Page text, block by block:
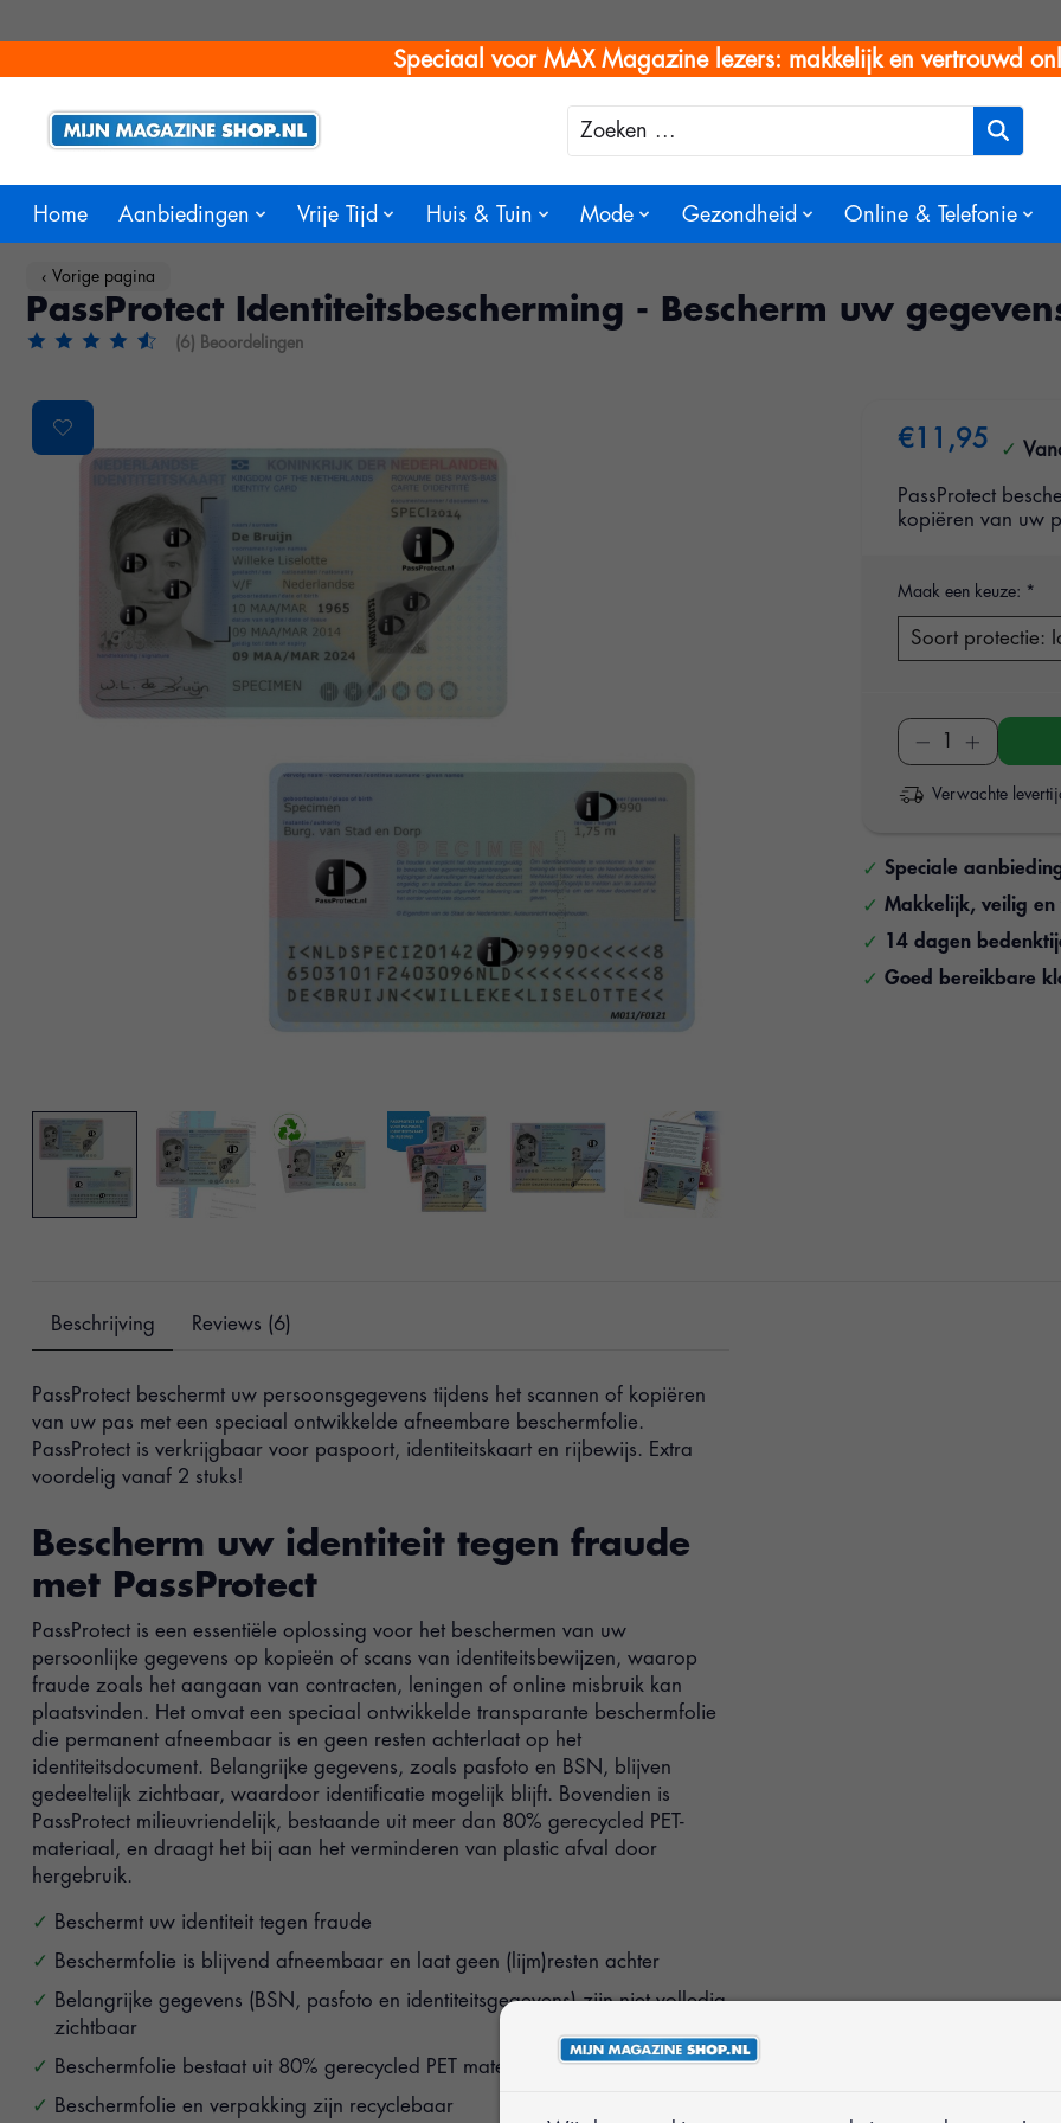
Speciaal voor MAX Magazine lezers: makkelijk en vertrouwd
Zoeken
Home Aanbiedingen Vrije Tijd Huis & Tuin Mode Gezondheid Online & Telefonie
‹ Vorige pagina
PassProtect Identiteitsbescherming - Bescherm uw
De beoordeling van dit product is4.85
(6) Beoordelingen
Product image slideshow Items
€11,95
PassProtect
kopiëren van uw
Maak een keuze: *
Verwachte
Speciale
Makkelijk, veilig en
14 dagen
Goed bereikbare
Beschrijving Reviews (6)
PassProtect beschermt uw persoonsgegevens tijdens het scannen of kopiëren
van uw pas met een speciaal ontwikkelde afneembare beschermfolie.
PassProtect is verkrijgbaar voor paspoort, identiteitskaart en rijbewijs. Extra
voordelig vanaf 2 stuks!
Bescherm uw identiteit tegen fraude
met PassProtect
PassProtect is een essentiële oplossing voor het beschermen van uw
persoonlijke gegevens op kopieën of scans van identiteitsbewijzen, waarop
fraude zoals het aangaan van contracten, leningen of online misbruik kan
plaatsvinden. Het omvat een speciaal ontwikkelde transparante beschermfolie
die permanent afneembaar is en geen resten achterlaat op het
identiteitsdocument. Belangrijke gegevens, zoals pasfoto en BSN, blijven
gedeeltelijk zichtbaar, waardoor identificatie mogelijk blijft. Bovendien is
PassProtect milieuvriendelijk, bestaande uit meer dan 80% gerecycled PET-
materiaal, en draagt het bij aan het verminderen van plastic afval door
hergebruik.
Beschermt uw identiteit tegen fraude
Beschermfolie is blijvend afneembaar en laat geen (lijm)resten achter
Belangrijke gegevens (BSN, pasfoto en identiteitsgegevens) zijn niet volledig
zichtbaar
Beschermfolie bestaat uit 80% gerecycled PET materiaal
Beschermfolie en verpakking zijn recyclebaar